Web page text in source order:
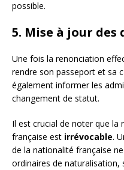
possible.
5. Mise à jour des
Une fois la renonciation
rendre son passeport et sa
également informer les
changement de statut.
Il est crucial de noter que la
française est irrévocable.
de la nationalité française
ordinaires de